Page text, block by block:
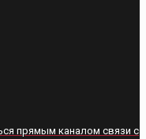
прямым каналом связи с